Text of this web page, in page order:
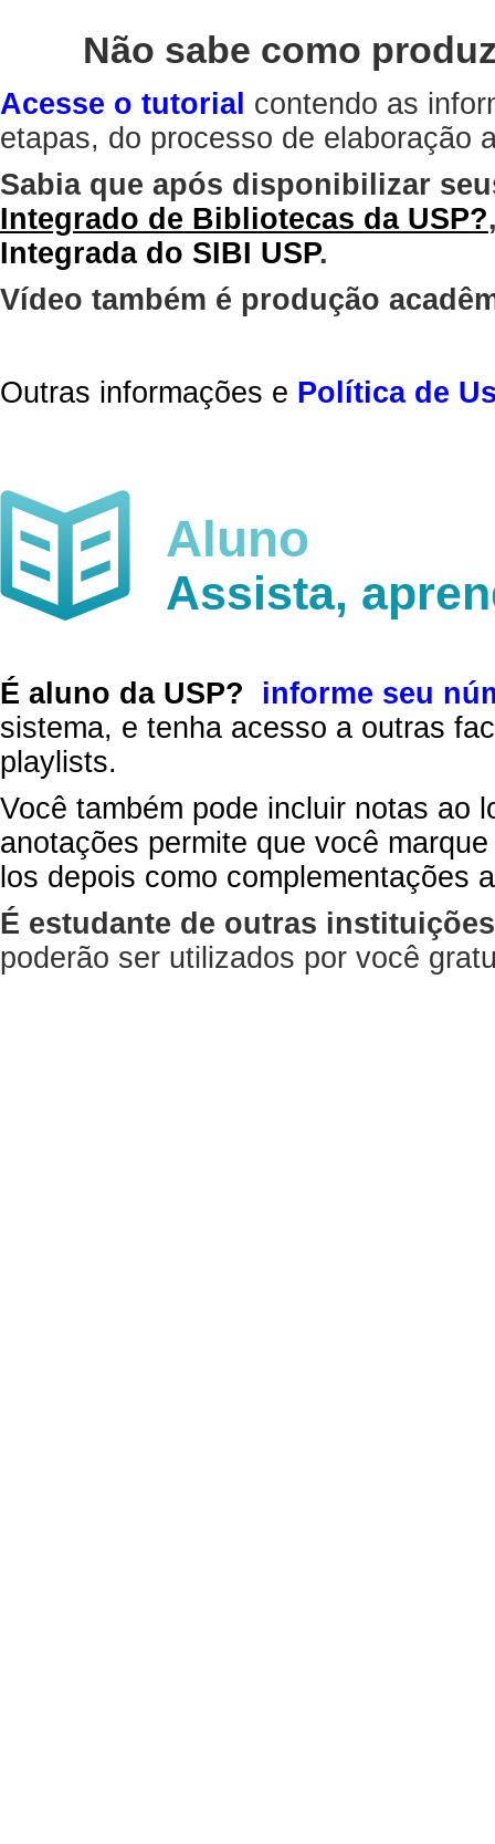
Não sabe como
Acesse o tutorial contendo as
etapas, do processo de elaboração
Sabia que após disponibilizar
Integrado de Bibliotecas da USP?
Integrada do SIBI USP.
Vídeo também é produção
Outras informações e Política de
Aluno
Assista,
É aluno da USP?
informe seu
sistema, e tenha acesso a outras
playlists.
Você também pode incluir notas ao
anotações permite que você
los depois como complementações
É estudante de outras
poderão ser utilizados por você